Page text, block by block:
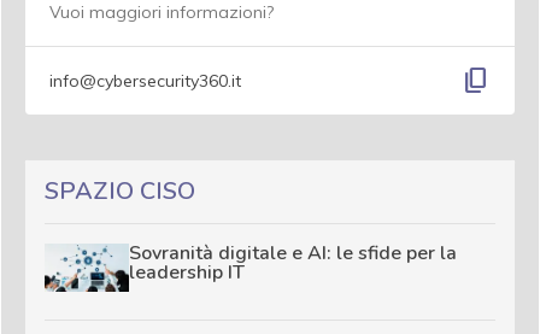
Vuoi maggiori informazioni?
info@cybersecurity360.it content_copy
SPAZIO CISO
Sovranità digitale e AI: le sfide per la
leadership IT